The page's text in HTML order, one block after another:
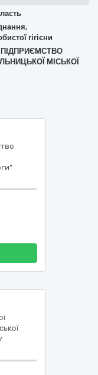
гігієни
ПІДПРИЄМСТВО
МІСЬКОЇ